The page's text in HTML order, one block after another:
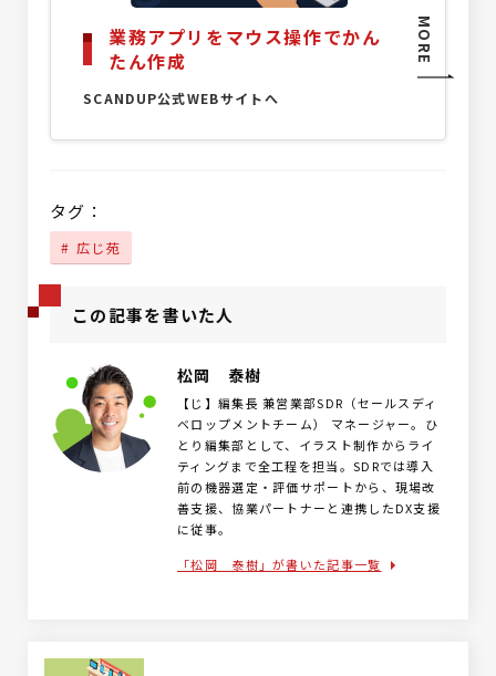
業務アプリをマウス操作でかん
たん作成
SCANDUP公式WEBサイトへ
MORE
タグ：
広じ苑
この記事を書いた人
松岡 泰樹
【じ】編集長 兼営業部SDR（セールスディ
ベロップメントチーム） マネージャー。ひ
とり編集部として、イラスト制作からライ
ティングまで全工程を担当。SDRでは導入
前の機器選定・評価サポートから、現場改
善支援、協業パートナーと連携したDX支援
に従事。
「松岡 泰樹」が書いた記事一覧